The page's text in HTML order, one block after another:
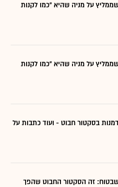
על מניה שהיא "כמו לקנות
על מניה שהיא "כמו לקנות
בסקטור חבוט - ועוד כתבות על
זה הסקטור החבוט שהפך